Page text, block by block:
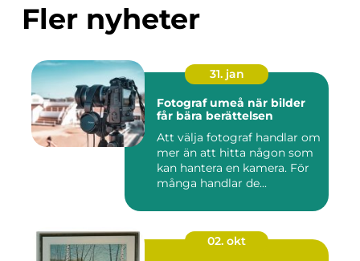
Fler nyheter
31. jan
Fotograf umeå när bilder
får bära berättelsen
Att välja fotograf handlar om
mer än att hitta någon som
kan hantera en kamera. För
många handlar de...
02. okt